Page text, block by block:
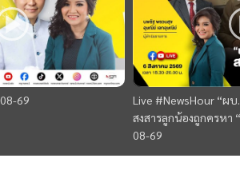
69
Live #NewsHour “ผบ
สงสารลูกน้องถูกครหา
08-69